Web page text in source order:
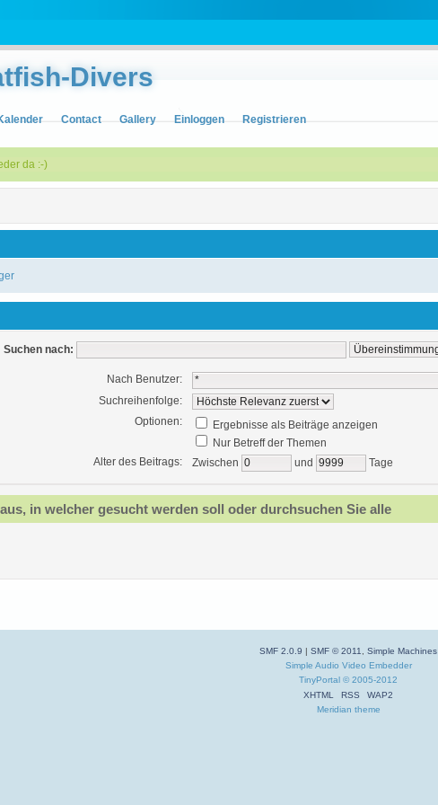
Divers
Contact Gallery Einloggen Registrieren
da :-)
Suchen nach:
Nach Benutzer:
Suchreihenfolge:
Optionen:
Ergebnisse als Beiträge anzeigen
Nur Betreff der Themen
Alter des Beitrags:
Zwischen und Tage
in welcher gesucht werden soll oder durchsuchen Sie alle
SMF 2.0.9 |SMF © 2011,Simple Machines
Simple Audio Video Embedder
TinyPortal © 2005-2012
XHTML
RSS
WAP2
Meridian theme